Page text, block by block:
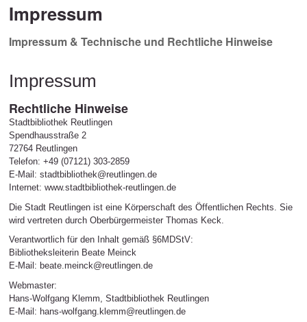
Impressum
Impressum & Technische und Rechtliche Hinweise
Impressum
Rechtliche Hinweise
Stadtbibliothek Reutlingen
Spendhausstraße 2
72764 Reutlingen
Telefon: +49 (07121) 303-2859
E-Mail: stadtbibliothek@reutlingen.de
Internet: www.stadtbibliothek-reutlingen.de
Die Stadt Reutlingen ist eine Körperschaft des Öffentlichen Rechts. Sie
wird vertreten durch Oberbürgermeister Thomas Keck.
Verantwortlich für den Inhalt gemäß §6MDStV:
Bibliotheksleiterin Beate Meinck
E-Mail: beate.meinck@reutlingen.de
Webmaster:
Hans-Wolfgang Klemm, Stadtbibliothek Reutlingen
E-Mail: hans-wolfgang.klemm@reutlingen.de